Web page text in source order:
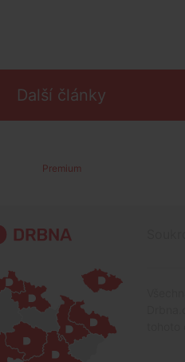
Další články
Premium